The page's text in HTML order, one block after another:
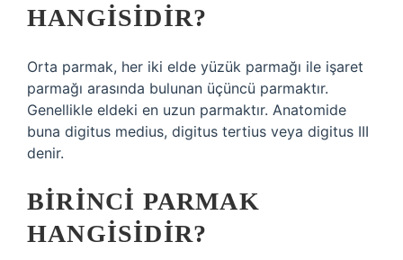
HANGISIDIR?
Orta parmak, her iki elde yüzük parmağı ile işaret
parmağı arasında bulunan üçüncü parmaktır.
Genellikle eldeki en uzun parmaktır. Anatomide
buna digitus medius, digitus tertius veya digitus III
denir.
BIRINCI PARMAK
HANGISIDIR?